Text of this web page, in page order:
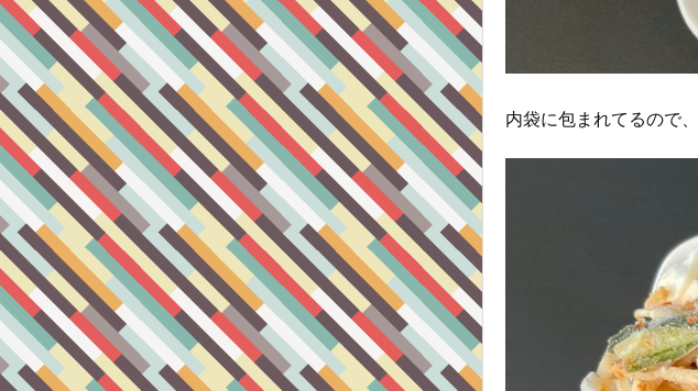
内袋に包まれてるので、